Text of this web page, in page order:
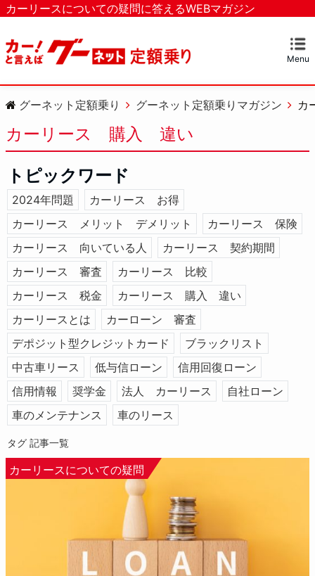
カーリースについての疑問に答えるWEBマガジン
Menu
グーネット定額乗り グーネット定額乗りマガジン カ
カーリース 購入 違い
トピックワード
2024年問題
カーリース お得
カーリース メリット デメリット
カーリース 保険
カーリース 向いている人
カーリース 契約期間
カーリース 審査
カーリース 比較
カーリース 税金
カーリース 購入 違い
カーリースとは
カーローン 審査
デポジット型クレジットカード
ブラックリスト
中古車リース
低与信ローン
信用回復ローン
信用情報
奨学金 法人 カーリース
自社ローン
車のメンテナンス
車のリース
タグ 記事一覧
カーリースについての疑問